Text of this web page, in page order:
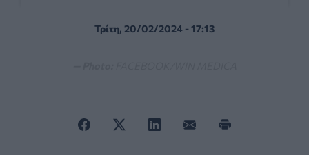
Τρίτη, 20/02/2024 - 17:13